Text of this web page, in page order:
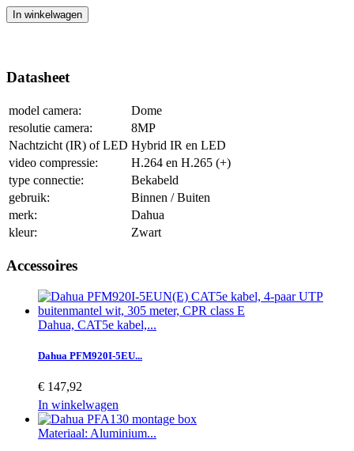
In winkelwagen
Datasheet
model camera:
Dome
resolutie camera:
8MP
Nachtzicht (IR) of LED Hybrid IR en LED
video compressie:
H.264 en H.265 (+)
type connectie:
Bekabeld
gebruik:
Binnen / Buiten
merk:
Dahua
kleur:
Zwart
Accessoires
Dahua, CAT5e kabel,...
Dahua PFM920I-5EU...
€ 147,92
In winkelwagen
Materiaal: Aluminium...